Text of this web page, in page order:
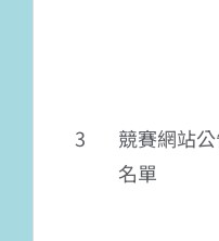
3
競賽網站
名單